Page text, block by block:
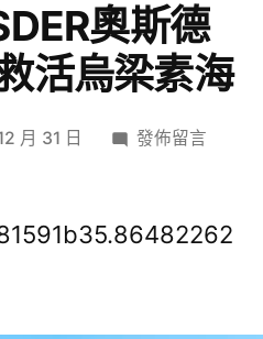
奧斯德
活烏梁素海
月 31 日
在
國
發佈留言